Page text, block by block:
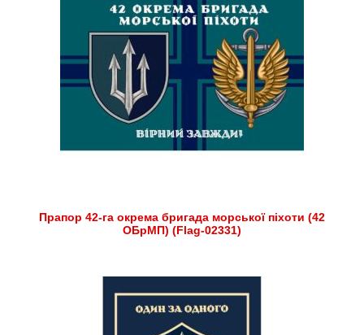
Прапор 42-га окрема бригада морської піхоти (42
ОБрМП) (Flag-02331)